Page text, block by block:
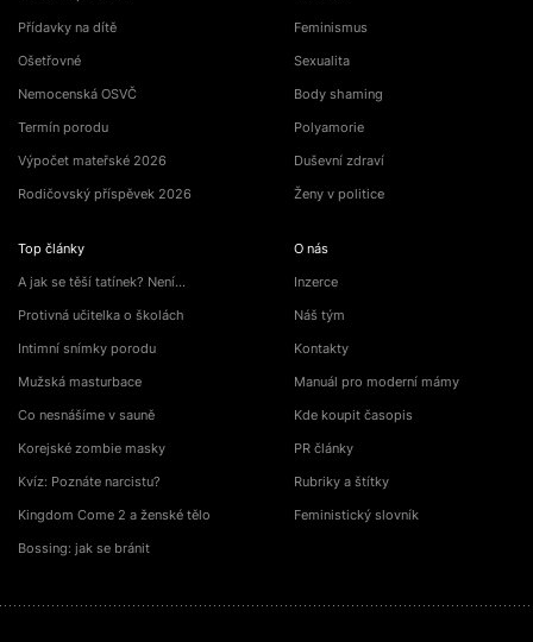
Přídavky na dítě
Ošetřovné
Nemocenská OSVČ
Termín porodu
Výpočet mateřské 2026
Rodičovský příspěvek 2026
Top články
A jak se těší tatínek? Není…
Protivná učitelka o školách
Intimní snímky porodu
Mužská masturbace
Co nesnášíme v sauně
Korejské zombie masky
Kvíz: Poznáte narcistu?
Kingdom Come 2 a ženské tělo
Bossing: jak se bránit
Feminismus
Sexualita
Body shaming
Polyamorie
Duševní zdraví
Ženy v politice
O nás
Inzerce
Náš tým
Kontakty
Manuál pro moderní mámy
Kde koupit časopis
PR články
Rubriky a štítky
Feministický slovník